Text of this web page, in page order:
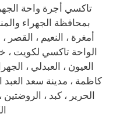
تاكسي أجرة واحة
بمحافظة الجهراء
أمغرة ، النعيم ، القصر
الواحة تاكسي لكويت ،
العيون ، العبدلي ،
كاظمة ، مدينة سعد العبد
الحرير ، كبد ،